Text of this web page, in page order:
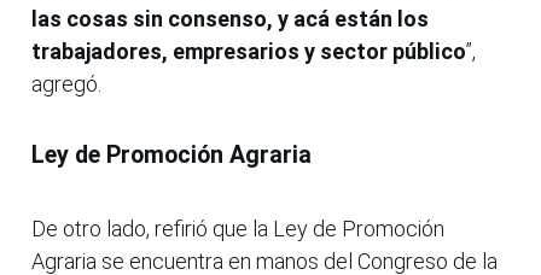
las cosas sin consenso, y acá están los
trabajadores, empresarios y sector público”,
agregó.
Ley de Promoción Agraria
De otro lado, refirió que la Ley de Promoción
Agraria se encuentra en manos del Congreso de la